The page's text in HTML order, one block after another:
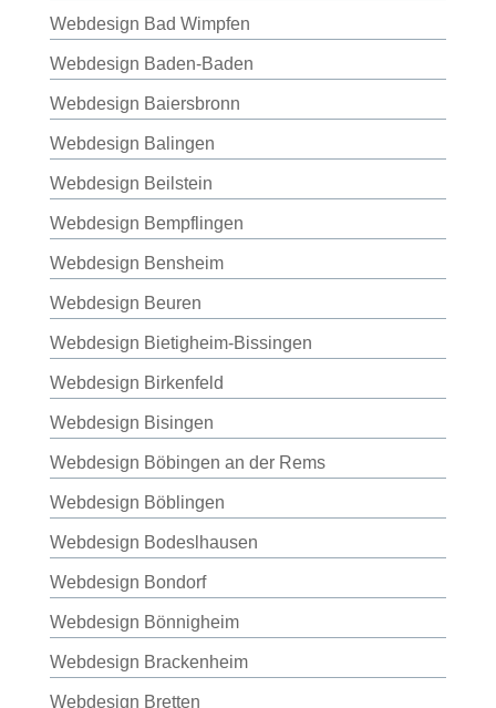
Webdesign Bad Wimpfen
Webdesign Baden-Baden
Webdesign Baiersbronn
Webdesign Balingen
Webdesign Beilstein
Webdesign Bempflingen
Webdesign Bensheim
Webdesign Beuren
Webdesign Bietigheim-Bissingen
Webdesign Birkenfeld
Webdesign Bisingen
Webdesign Böbingen an der Rems
Webdesign Böblingen
Webdesign Bodeslhausen
Webdesign Bondorf
Webdesign Bönnigheim
Webdesign Brackenheim
Webdesign Bretten